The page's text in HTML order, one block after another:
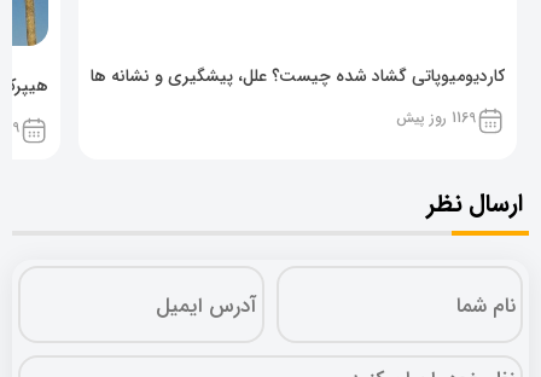
کاردیومیوپاتی گشاد شده چیست؟ علل، پیشگیری و نشانه ها
1169 روز پیش 1169
ارسال نظر